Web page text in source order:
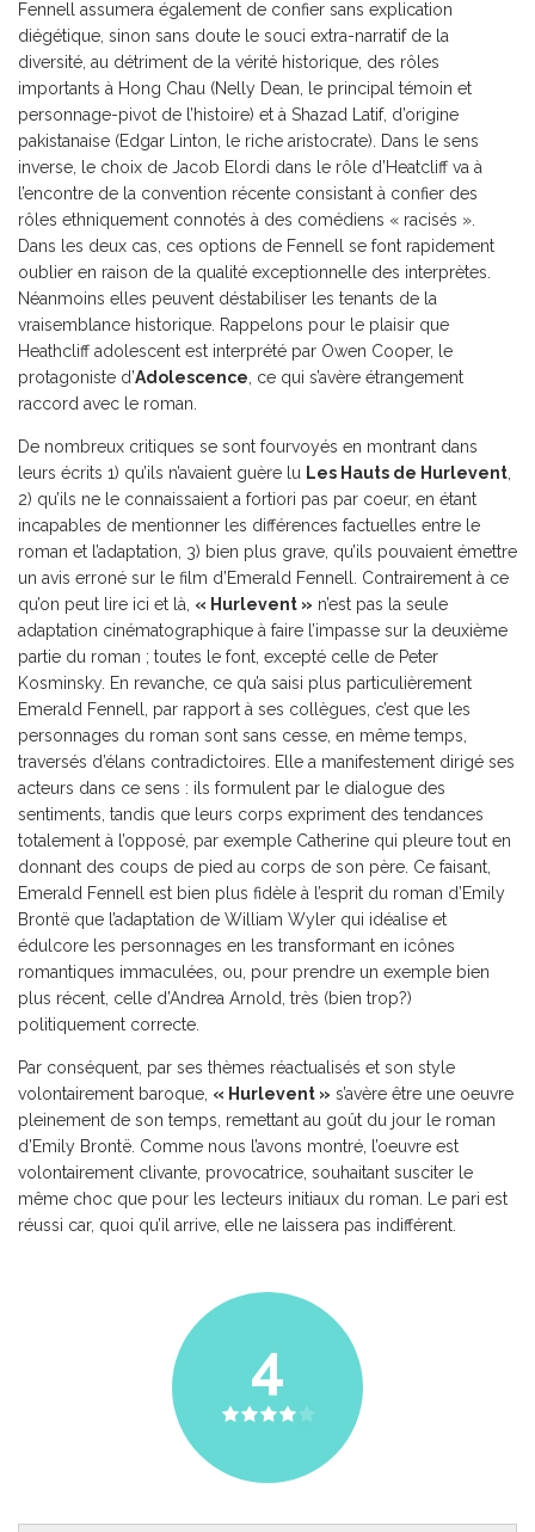
Fennell assumera également de confier sans explication
diégétique, sinon sans doute le souci extra-narratif de la
diversité, au détriment de la vérité historique, des rôles
importants à Hong Chau (Nelly Dean, le principal témoin et
personnage-pivot de l’histoire) et à Shazad Latif, d’origine
pakistanaise (Edgar Linton, le riche aristocrate). Dans le sens
inverse, le choix de Jacob Elordi dans le rôle d’Heatcliff va à
l’encontre de la convention récente consistant à confier des
rôles ethniquement connotés à des comédiens « racisés ».
Dans les deux cas, ces options de Fennell se font rapidement
oublier en raison de la qualité exceptionnelle des interprètes.
Néanmoins elles peuvent déstabiliser les tenants de la
vraisemblance historique. Rappelons pour le plaisir que
Heathcliff adolescent est interprété par Owen Cooper, le
protagoniste d’Adolescence , ce qui s’avère étrangement
raccord avec le roman.
De nombreux critiques se sont fourvoyés en montrant dans
leurs écrits 1) qu’ils n’avaient guère lu Les Hauts de Hurlevent
2) qu’ils ne le connaissaient a fortiori pas par coeur, en étant
incapables de mentionner les différences factuelles entre le
roman et l’adaptation, 3) bien plus grave, qu’ils pouvaient émettre
un avis erroné sur le film d’Emerald Fennell. Contrairement à ce
qu’on peut lire ici et là, « Hurlevent » n’est pas la seule
adaptation cinématographique à faire l’impasse sur la deuxième
partie du roman ; toutes le font, excepté celle de Peter
Kosminsky. En revanche, ce qu’a saisi plus particulièrement
Emerald Fennell, par rapport à ses collègues, c’est que les
personnages du roman sont sans cesse, en même temps,
traversés d’élans contradictoires. Elle a manifestement dirigé ses
acteurs dans ce sens : ils formulent par le dialogue des
sentiments, tandis que leurs corps expriment des tendances
totalement à l’opposé, par exemple Catherine qui pleure tout en
donnant des coups de pied au corps de son père. Ce faisant,
Emerald Fennell est bien plus fidèle à l’esprit du roman d’Emily
Brontë que l’adaptation de William Wyler qui idéalise et
édulcore les personnages en les transformant en icônes
romantiques immaculées, ou, pour prendre un exemple bien
plus récent, celle d’Andrea Arnold, très (bien trop?)
politiquement correcte.
Par conséquent, par ses thèmes réactualisés et son style
volontairement baroque, « Hurlevent » s’avère être une oeuvre
pleinement de son temps, remettant au goût du jour le roman
d’Emily Brontë. Comme nous l’avons montré, l’oeuvre est
volontairement clivante, provocatrice, souhaitant susciter le
même choc que pour les lecteurs initiaux du roman. Le pari est
réussi car, quoi qu’il arrive, elle ne laissera pas indifférent.
4